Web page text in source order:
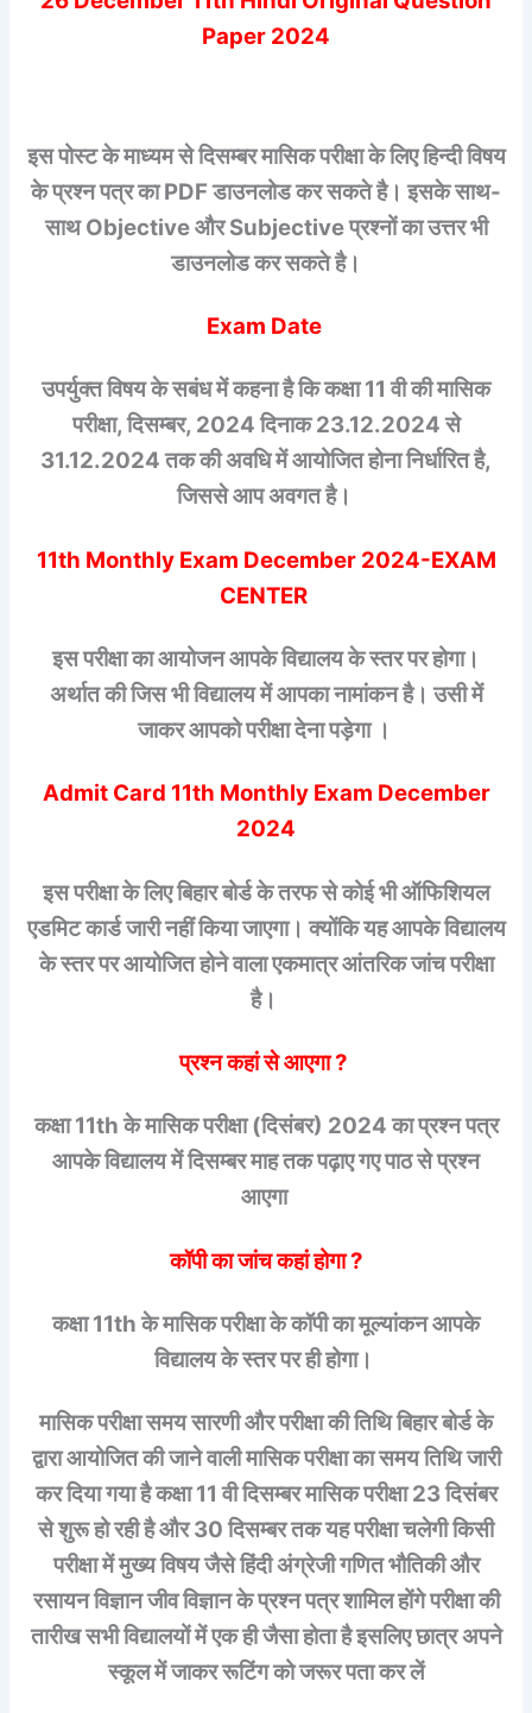
Paper 2024
इस पोस्ट के माध्यम से दिसम्बर मासिक परीक्षा के लिए हिन्दी विषय
के प्रश्न पत्र का PDF डाउनलोड कर सकते है। इसके साथ-
साथ Objective और Subjective प्रश्नों का उत्तर भी
डाउनलोड कर सकते है।
Exam Date
उपर्युक्त विषय के सबंध में कहना है कि कक्षा 11 वी की मासिक
परीक्षा, दिसम्बर, 2024 दिनाक 23.12.2024 से
31.12.2024 तक की अवधि में आयोजित होना निर्धारित है,
जिससे आप अवगत है।
11th Monthly Exam December 2024-EXAM
CENTER
इस परीक्षा का आयोजन आपके विद्यालय के स्तर पर होगा।
अर्थात की जिस भी विद्यालय में आपका नामांकन है। उसी में
जाकर आपको परीक्षा देना पड़ेगा ।
Admit Card 11th Monthly Exam December
2024
इस परीक्षा के लिए बिहार बोर्ड के तरफ से कोई भी ऑफिशियल
एडमिट कार्ड जारी नहीं किया जाएगा। क्योंकि यह आपके विद्यालय
के स्तर पर आयोजित होने वाला एकमात्र आंतरिक जांच परीक्षा
है।
प्रश्न कहां से आएगा ?
कक्षा 11th के मासिक परीक्षा (दिसंबर) 2024 का प्रश्न पत्र
आपके विद्यालय में दिसम्बर माह तक पढ़ाए गए पाठ से प्रश्न
आएगा
कॉपी का जांच कहां होगा ?
कक्षा 11th के मासिक परीक्षा के कॉपी का मूल्यांकन आपके
विद्यालय के स्तर पर ही होगा।
मासिक परीक्षा समय सारणी और परीक्षा की तिथि बिहार बोर्ड के
द्वारा आयोजित की जाने वाली मासिक परीक्षा का समय तिथि जारी
कर दिया गया है कक्षा 11 वी दिसम्बर मासिक परीक्षा 23 दिसंबर
से शुरू हो रही है और 30 दिसम्बर तक यह परीक्षा चलेगी किसी
परीक्षा में मुख्य विषय जैसे हिंदी अंग्रेजी गणित भौतिकी और
रसायन विज्ञान जीव विज्ञान के प्रश्न पत्र शामिल होंगे परीक्षा की
तारीख सभी विद्यालयों में एक ही जैसा होता है इसलिए छात्र अपने
स्कूल में जाकर रूटिंग को जरूर पता कर लें